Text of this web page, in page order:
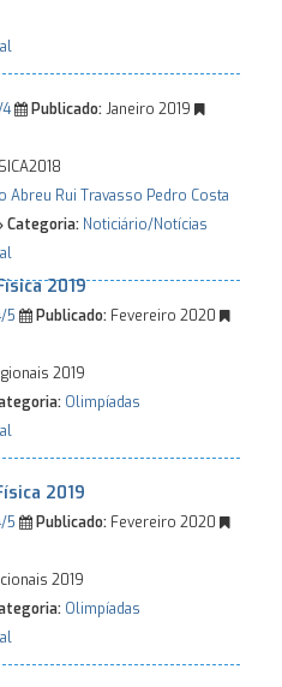
Publicado:Janeiro 2019
Abreu Rui Travasso Pedro Costa
Categoria: Noticiário/Notícias
2019
5 Publicado: Fevereiro 2020
2019
Olimpíadas
2019
5 Publicado: Fevereiro 2020
2019
Olimpíadas